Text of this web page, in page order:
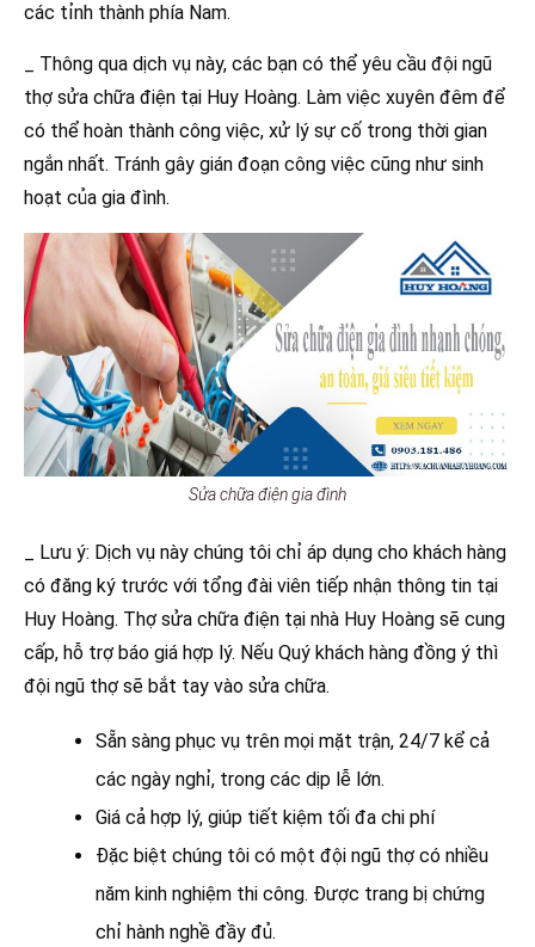
các tỉnh thành phía Nam.
_ Thông qua dịch vụ này, các bạn có thể yêu cầu đội ngũ
thợ sửa chữa điện tại Huy Hoàng. Làm việc xuyên đêm để
có thể hoàn thành công việc, xử lý sự cố trong thời gian
ngắn nhất. Tránh gây gián đoạn công việc cũng như sinh
hoạt của gia đình.
Sửa chữa điện gia đình
_ Lưu ý: Dịch vụ này chúng tôi chỉ áp dụng cho khách hàng
có đăng ký trước với tổng đài viên tiếp nhận thông tin tại
Huy Hoàng. Thợ sửa chữa điện tại nhà Huy Hoàng sẽ cung
cấp, hỗ trợ báo giá hợp lý. Nếu Quý khách hàng đồng ý thì
đội ngũ thợ sẽ bắt tay vào sửa chữa.
Sẵn sàng phục vụ trên mọi mặt trận, 24/7 kể cả
các ngày nghỉ, trong các dịp lễ lớn.
Giá cả hợp lý, giúp tiết kiệm tối đa chi phí
Đặc biệt chúng tôi có một đội ngũ thợ có nhiều
năm kinh nghiệm thi công. Được trang bị chứng
chỉ hành nghề đầy đủ.